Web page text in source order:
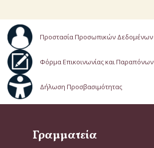
Προστασία Προσωπικών Δεδομένων
Φόρμα Επικοινωνίας και Παραπόνων
Δήλωση Προσβασιμότητας
Γραμματεία